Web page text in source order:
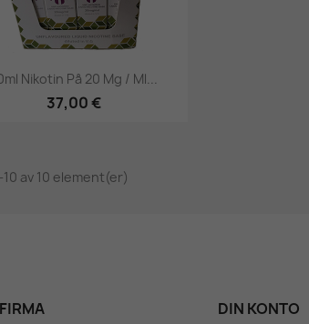
Hurtigsyning
Nikotin På 20 Mg / Ml...
37,00 €
10 av 10 element(er)
DIN KONTO